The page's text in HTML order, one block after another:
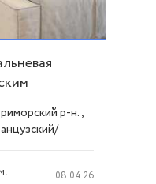
р-н.,
08.04.26